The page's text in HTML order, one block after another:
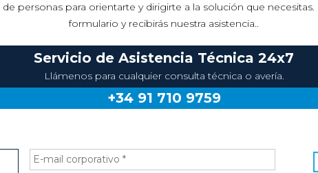
personas para orientarte y dirigirte a la solución que
formulario y recibirás nuestra asistencia..
Servicio de Asistencia Técnica 24x7
Llámenos para cualquier consulta técnica o avería.
+34 91 710 9759